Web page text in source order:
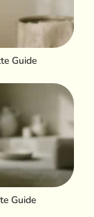
Guide
Guide